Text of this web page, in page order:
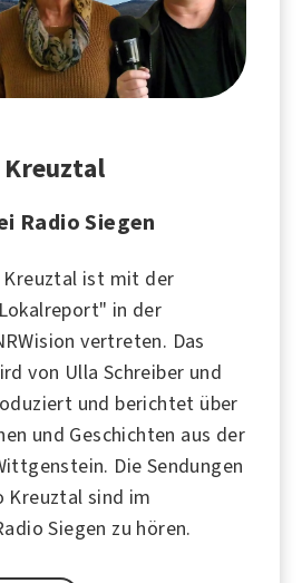
Radio Siegen
Kreuztal ist mit der
in der
vertreten. Das
von Ulla Schreiber und
und berichtet über
und Geschichten aus der
Die Sendungen
Kreuztal sind im
Siegen zu hören.